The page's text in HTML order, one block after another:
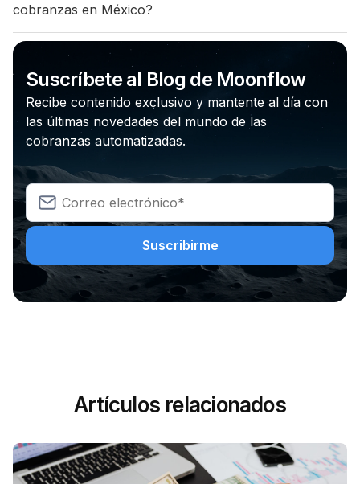
cobranzas en México?
Suscríbete al Blog de Moonflow
Recibe contenido exclusivo y mantente al día con
las últimas novedades del mundo de las
cobranzas automatizadas.
Artículos relacionados